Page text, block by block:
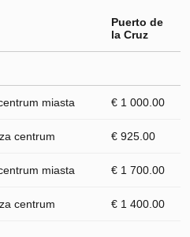
Puerto de
la Cruz
miasta € 1 000.00
centrum € 925.00
miasta € 1 700.00
centrum € 1 400.00